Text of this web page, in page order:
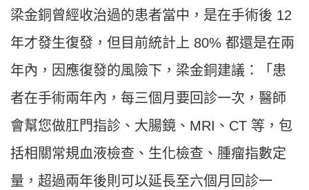
梁金銅曾經收治過的患者當中，是在手術後 12
年才發生復發，但目前統計上 80% 都還是在兩
年內，因應復發的風險下，梁金銅建議：「患
者在手術兩年內，每三個月要回診一次，醫師
會幫您做肛門指診、大腸鏡、MRI、CT 等，包
括相關常規血液檢查、生化檢查、腫瘤指數定
量，超過兩年後則可以延長至六個月回診一